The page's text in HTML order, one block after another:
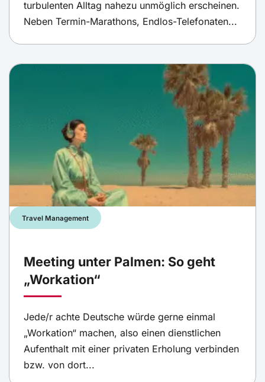
turbulenten Alltag nahezu unmöglich erscheinen.
Neben Termin-Marathons, Endlos-Telefonaten...
Travel Management
Meeting unter Palmen: So geht
„Workation“
Jede/r achte Deutsche würde gerne einmal
„Workation“ machen, also einen dienstlichen
Aufenthalt mit einer privaten Erholung verbinden
bzw. von dort...